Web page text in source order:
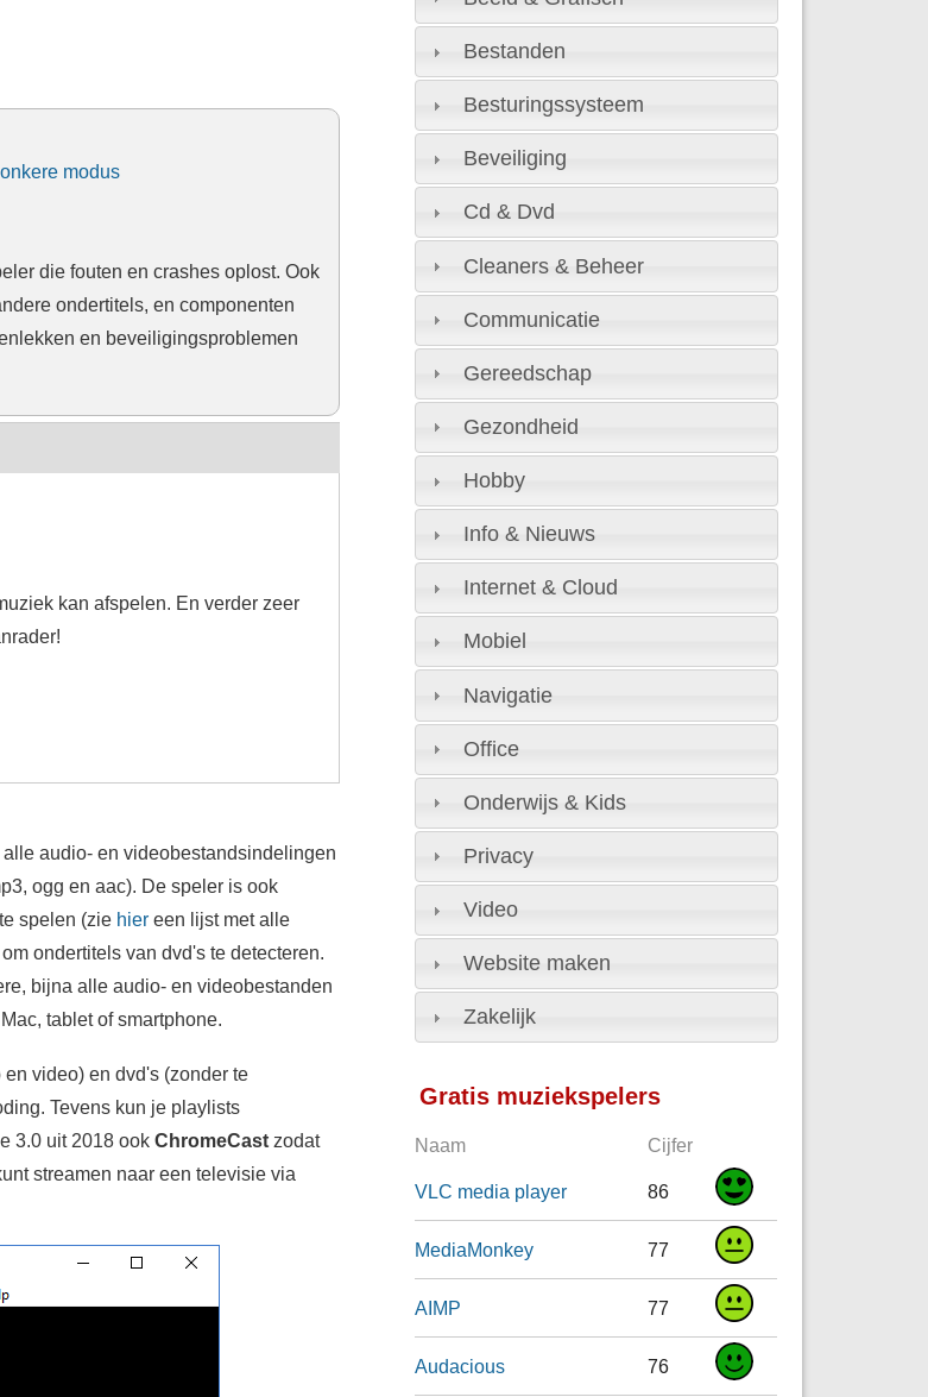
modus
die fouten en crashes oplost. Ook
ondertitels, en componenten
en beveiligingsproblemen
kan afspelen. En verder zeer
audio- en videobestandsindelingen
ogg en aac). De speler is ook
spelen (zie hiereen lijst met alle
ondertitels van dvd's te detecteren.
bijna alle audio- en videobestanden
tablet of smartphone.
video) en dvd's (zonder te
Tevens kun je playlists
3.0 uit 2018 ook ChromeCastzodat
streamen naar een televisie via
Bestanden
Besturingssysteem
Beveiliging
Cd & Dvd
Cleaners & Beheer
Communicatie
Gereedschap
Gezondheid
Hobby
Info & Nieuws
Internet & Cloud
Mobiel
Navigatie
Office
Onderwijs & Kids
Privacy
Video
Website maken
Zakelijk
Gratis muziekspelers
Naam Cijfer
VLC media player 86
MediaMonkey 77
AIMP 77
Audacious 76